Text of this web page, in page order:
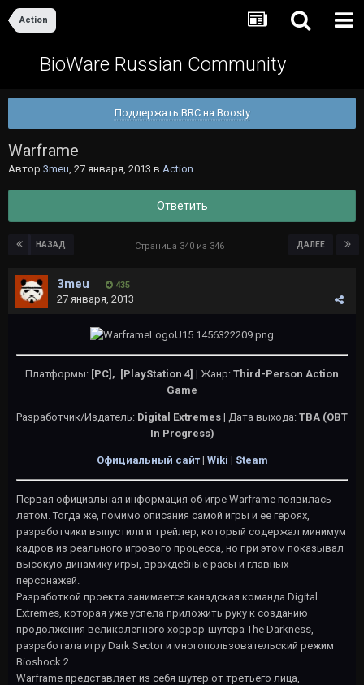
Action
BioWare Russian Community
Поддержать BRC на Boosty
Warframe
Автор 3meu, 27 января, 2013 в Action
Ответить
НАЗАД ДАЛЕЕ
Страница 340 из 346
3meu 435
27 января, 2013
Платформы: [PC], [PlayStation 4] | Жанр: Third-Person Action
Game
Разработчик/Издатель: Digital Extremes | Дата выхода: TBA (OBT
In Progress)
Официальный сайт| Wiki | Steam
Первая официальная информация об игре Warframe появилась
летом. Тогда же, помимо описания самой игры и ее героях,
разработчики выпустили и трейлер, который содержал минимум
кадров из реального игрового процесса, но при этом показывал
высокую динамику игры, враждебные расы и главных
персонажей.
Разработкой проекта занимается канадская команда Digital
Extremes, которая уже успела приложить руку к созданию
продолжения великолепного хоррор-шутера The Darkness,
разработала игру Dark Sector и многопользовательский режим
Bioshock 2.
Warframe представляет из себя шутер от третьего лица,